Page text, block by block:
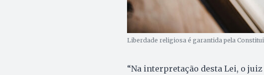
Liberdade religiosa é garantida pela
“Na interpretação desta Lei, o